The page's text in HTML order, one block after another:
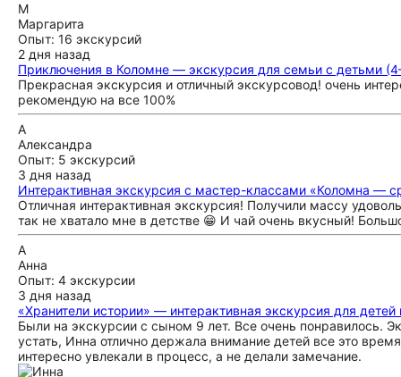
М
Маргарита
Опыт: 16 экскурсий
2 дня назад
Приключения в Коломне — экскурсия для семьи с детьми
Прекрасная экскурсия и отличный экскурсовод! очень
рекомендую на все 100%
А
Александра
Опыт: 5 экскурсий
3 дня назад
Интерактивная экскурсия с мастер-классами «Коломна —
Отличная интерактивная экскурсия! Получили массу
так не хватало мне в детстве 😁 И чай очень вкусный!
А
Анна
Опыт: 4 экскурсии
3 дня назад
«Хранители истории» — интерактивная экскурсия для детей
Были на экскурсии с сыном 9 лет. Все очень понравилось.
устать, Инна отлично держала внимание детей все это
интересно увлекали в процесс, а не делали замечание.